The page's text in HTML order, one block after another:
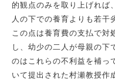
的観点のみを取り上げれば
人の下での養育よりも若干
この点は養育費の支払で対
し、幼少の二人が母親の下
のはこれらの不利益を補
いて提出された村瀬教授作